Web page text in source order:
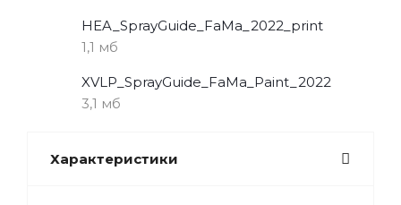
HEA_SprayGuide_FaMa_2022_print
1,1 мб
XVLP_SprayGuide_FaMa_Paint_2022
3,1 мб
Характеристики